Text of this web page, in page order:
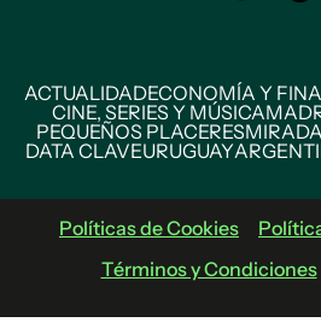
ACTUALIDADECONOMÍA Y
CINE, SERIES Y MÚSICA
PEQUEÑOS PLACERES
DATA CLAVEURUGUAY
Políticas de Cookies
Términos y Condiciones